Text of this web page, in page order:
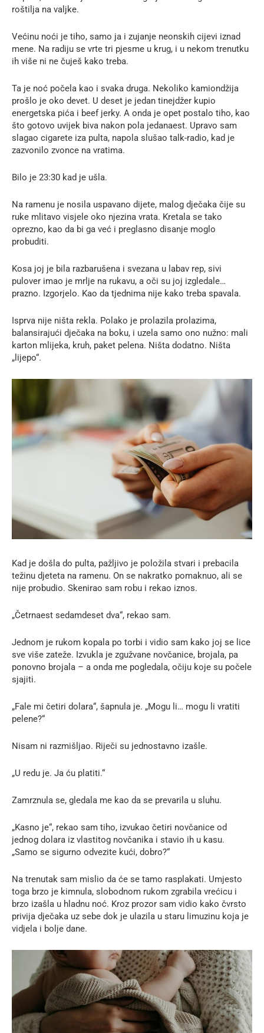
roštilja na valjke.
Većinu noći je tiho, samo ja i zujanje neonskih cijevi iznad
mene. Na radiju se vrte tri pjesme u krug, i u nekom trenutku
ih više ni ne čuješ kako treba.
Ta je noć počela kao i svaka druga. Nekoliko kamiondžija
prošlo je oko devet. U deset je jedan tinejdžer kupio
energetska pića i beef jerky. A onda je opet postalo tiho, kao
što gotovo uvijek biva nakon pola jedanaest. Upravo sam
slagao cigarete iza pulta, napola slušao talk-radio, kad je
zazvonilo zvonce na vratima.
Bilo je 23:30 kad je ušla.
Na ramenu je nosila uspavano dijete, malog dječaka čije su
ruke mlitavo visjele oko njezina vrata. Kretala se tako
oprezno, kao da bi ga već i preglasno disanje moglo
probuditi.
Kosa joj je bila razbarušena i svezana u labav rep, sivi
pulover imao je mrlje na rukavu, a oči su joj izgledale…
prazno. Izgorjelo. Kao da tjednima nije kako treba spavala.
Isprva nije ništa rekla. Polako je prolazila prolazima,
balansirajući dječaka na boku, i uzela samo ono nužno: mali
karton mlijeka, kruh, paket pelena. Ništa dodatno. Ništa
„lijepo“.
Kad je došla do pulta, pažljivo je položila stvari i prebacila
težinu djeteta na ramenu. On se nakratko pomaknuo, ali se
nije probudio. Skenirao sam robu i rekao iznos.
„Četrnaest sedamdeset dva“, rekao sam.
Jednom je rukom kopala po torbi i vidio sam kako joj se lice
sve više zateže. Izvukla je zgužvane novčanice, brojala, pa
ponovno brojala – a onda me pogledala, očiju koje su počele
sjajiti.
„Fale mi četiri dolara“, šapnula je. „Mogu li… mogu li vratiti
pelene?“
Nisam ni razmišljao. Riječi su jednostavno izašle.
„U redu je. Ja ću platiti.“
Zamrznula se, gledala me kao da se prevarila u sluhu.
„Kasno je“, rekao sam tiho, izvukao četiri novčanice od
jednog dolara iz vlastitog novčanika i stavio ih u kasu.
„Samo se sigurno odvezite kući, dobro?“
Na trenutak sam mislio da će se tamo rasplakati. Umjesto
toga brzo je kimnula, slobodnom rukom zgrabila vrećicu i
brzo izašla u hladnu noć. Kroz prozor sam vidio kako čvrsto
privija dječaka uz sebe dok je ulazila u staru limuzinu koja je
vidjela i bolje dane.